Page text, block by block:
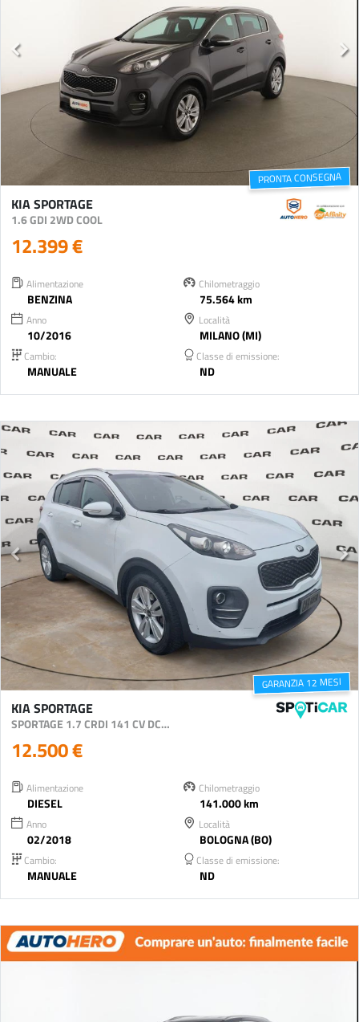
PRONTA CONSEGNA
KIA SPORTAGE
1.6 GDI 2WD COOL
12.399 €
Alimentazione
BENZINA
Chilometraggio
75.564 km
Anno
10/2016
Località
MILANO (MI)
Cambio:
MANUALE
Classe di emissione:
ND
GARANZIA 12 MESI
KIA SPORTAGE
SPORTAGE 1.7 CRDI 141 CV DCT 2WD COOL NAVI
12.500 €
Alimentazione
DIESEL
Chilometraggio
141.000 km
Anno
02/2018
Località
BOLOGNA (BO)
Cambio:
MANUALE
Classe di emissione:
ND